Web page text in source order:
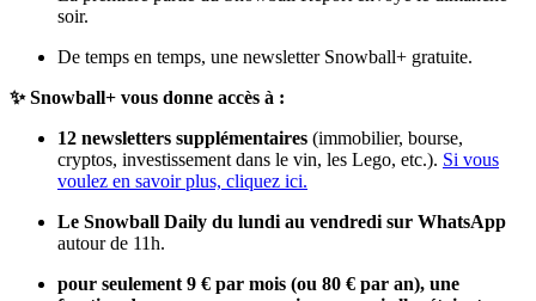
soir.
De temps en temps, une newsletter Snowball+ gratuite.
✨ Snowball+ vous donne accès à :
12 newsletters supplémentaires (immobilier, bourse,
cryptos, investissement dans le vin, les Lego, etc.). Si vous
voulez en savoir plus, cliquez ici.
Le Snowball Daily du lundi au vendredi sur WhatsApp
autour de 11h.
pour seulement 9 € par mois (ou 80 € par an), une